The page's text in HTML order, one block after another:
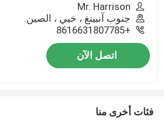
Mr. Harrison
جنوب آنبينغ ، خبي ، الصين.
+8616631807785
اتصل الآن
فئات أخرى منا